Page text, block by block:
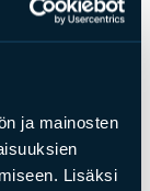
ja mainosten
Lisäksi